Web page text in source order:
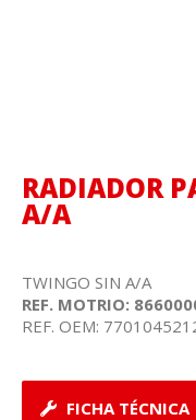
RADIADOR
A/A
TWINGO SIN A/A
REF. MOTRIO:
REF. OEM:
FICHA TÉCNICA